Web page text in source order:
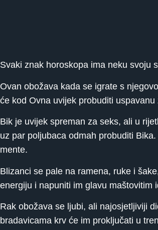
Svaki znak horoskopa ima neku svoju
Ovan obožava kada se igrate s
će kod Ovna uvijek probuditi
Bik je uvijek spreman za seks, ali u
uz par poljubaca odmah probuditi
mente.
Blizanci se pale na ramena, ruke i
energiju i napuniti im glavu maštovitim
Rak obožava se ljubi, ali najosjetljiviji
bradavicama krv će im proključati u